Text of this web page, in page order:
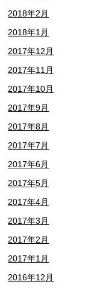
2018年2月
2018年1月
2017年12月
2017年11月
2017年10月
2017年9月
2017年8月
2017年7月
2017年6月
2017年5月
2017年4月
2017年3月
2017年2月
2017年1月
2016年12月